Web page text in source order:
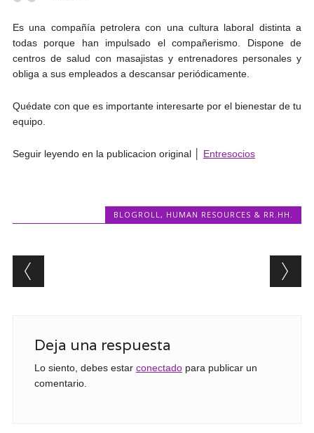
Es una compañía petrolera con una cultura laboral distinta a
todas porque han impulsado el compañerismo. Dispone de
centros de salud con masajistas y entrenadores personales y
obliga a sus empleados a descansar periódicamente.
Quédate con que es importante interesarte por el bienestar de tu
equipo.
Seguir leyendo en la publicacion original │ Entresocios
BLOGROLL, HUMAN RESOURCES & RR.HH.
Post navigation
Deja una respuesta
Lo siento, debes estar conectadopara publicar un
comentario.